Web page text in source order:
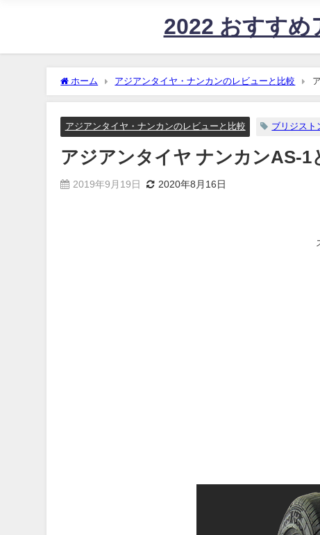
2022 おすすめ
ホーム アジアンタイヤ・ナンカンのレビューと比較
アジアンタイヤ・ナンカンのレビューと比較 ブリジスト
アジアンタイヤ ナンカンAS-
2019年9月19日 2020年8月16日